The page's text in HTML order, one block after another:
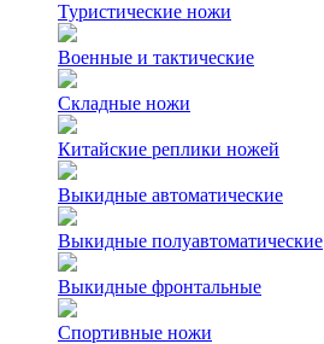
Туристические ножи
Военные и тактические
Складные ножи
Китайские реплики ножей
Выкидные автоматические
Выкидные полуавтоматические
Выкидные фронтальные
Спортивные ножи